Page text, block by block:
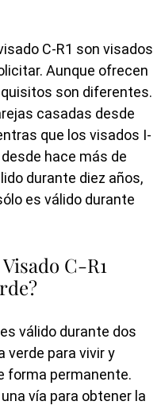
C-R1 son visados
Aunque ofrecen
son diferentes.
casadas desde
que los visados I-
hace más de
durante diez años,
es válido durante
C-R1
válido durante dos
verde para vivir y
forma permanente.
vía para obtener la